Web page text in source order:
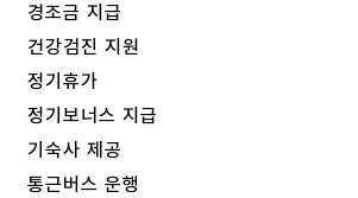
경조금 지급
건강검진 지원
정기휴가
정기보너스 지급
기숙사 제공
통근버스 운행